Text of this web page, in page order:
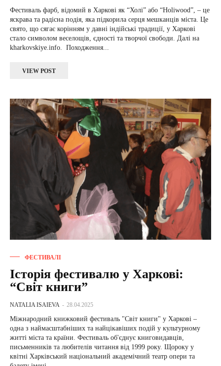
Фестиваль фарб, відомий в Харкові як “Холі” або “Holiwood”, – це
яскрава та радісна подія, яка підкорила серця мешканців міста. Це
свято, що сягає корінням у давні індійські традиції, у Харкові
стало символом веселощів, єдності та творчої свободи. Далі на
kharkovskiye.info. Походження...
VIEW POST
ФЕСТИВАЛІ
Історія фестивалю у Харкові:
“Світ книги”
NATALIA ISAIEVA - 28.04.2025
Міжнародний книжковий фестиваль "Світ книги" у Харкові –
одна з наймасштабніших та найцікавіших подій у культурному
житті міста та країни. Фестиваль об'єднує книговидавців,
письменників та любителів читання від 1999 року. Щороку у
квітні Харківський національний академічний театр опери та